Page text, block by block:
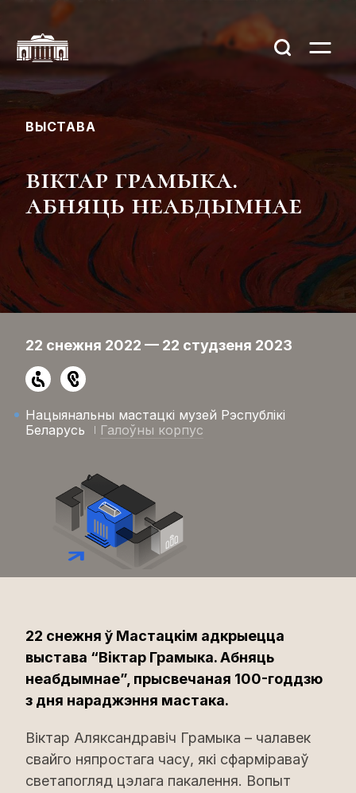
ВЫСТАВА
віктар грамыка.
абняць неабдымнае
22 снежня 2022 — 22 студзеня 2023
Нацыянальны мастацкі музей Рэспублікі
Беларусь
Галоўны корпус
22 снежня ў Мастацкім адкрыецца
выстава “Віктар Грамыка. Абняць
неабдымнае”, прысвечаная 100-годдзю
з дня нараджэння мастака.
Віктар Аляксандравіч Грамыка – чалавек
свайго няпростага часу, які сфарміраваў
светапогляд цэлага пакалення. Вопыт